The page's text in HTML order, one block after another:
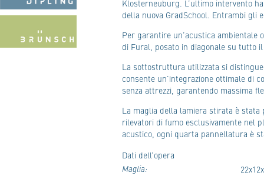
Klosterneuburg. L’ultimo intervento
della nuova GradSchool. Entrambi
Per garantire un’acustica
di Fural, posato in diagonale su tutto
La sottostruttura utilizzata si
consente un’integrazione ottimale di
senza attrezzi, garantendo massima
La maglia della lamiera stirata è
rilevatori di fumo esclusivamente nel
acustico, ogni quarta pannellatura è
Dati dell’opera
Maglia: